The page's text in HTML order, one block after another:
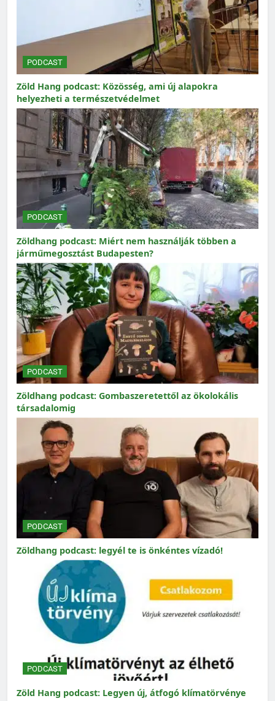
PODCAST
Zöld Hang podcast: Közösség, ami új alapokra
helyezheti a természetvédelmet
PODCAST
Zöldhang podcast: Miért nem használják többen a
járműmegosztást Budapesten?
PODCAST
Zöldhang podcast: Gombaszeretettől az ökolokális
társadalomig
PODCAST
Zöldhang podcast: legyél te is önkéntes vízadó!
PODCAST
Zöld Hang podcast: Legyen új, átfogó klímatörvénye